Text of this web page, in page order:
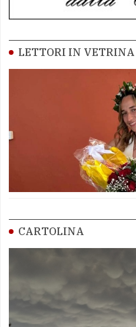
LETTORI IN VETRINA
CARTOLINA